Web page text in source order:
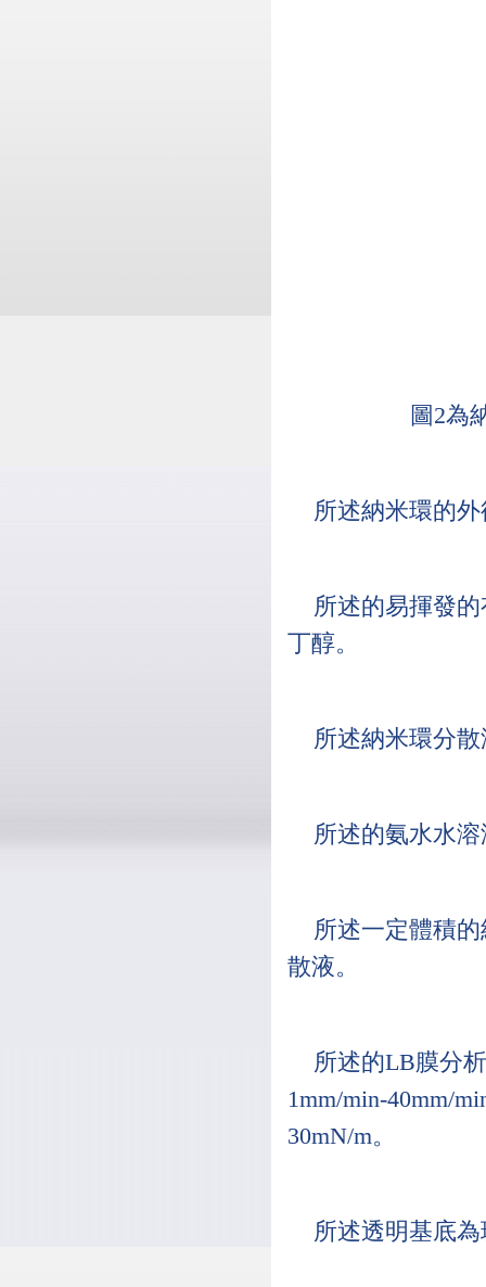
圖2為
所述納米環的外
所述的易揮發
丁醇。
所述納米環分
所述的氨水水
所述一定體積
散液。
所述的LB膜分
1mm/min-40mm/
30mN/m。
所述透明基底